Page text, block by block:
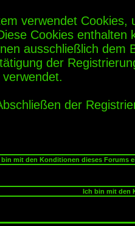
verwendet
Cookies enthalten
ausschließlich dem
der
der